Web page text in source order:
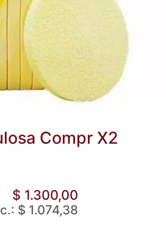
Compr X2
$ 1.300,00
$ 1.074,38